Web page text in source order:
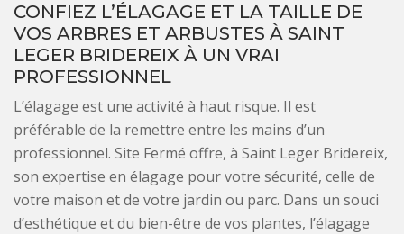
CONFIEZ L’ÉLAGAGE ET LA TAILLE DE
VOS ARBRES ET ARBUSTES À SAINT
LEGER BRIDEREIX À UN VRAI
PROFESSIONNEL
L’élagage est une activité à haut risque. Il est
préférable de la remettre entre les mains d’un
professionnel. Site Fermé offre, à Saint Leger Bridereix,
son expertise en élagage pour votre sécurité, celle de
votre maison et de votre jardin ou parc. Dans un souci
d’esthétique et du bien-être de vos plantes, l’élagage